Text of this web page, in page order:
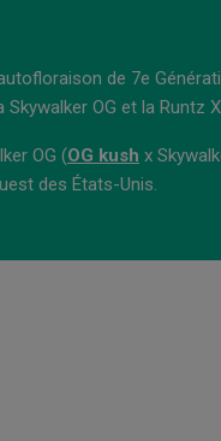
de 7e
OG et la Runtz
OG (OG kush x
des États-Unis.